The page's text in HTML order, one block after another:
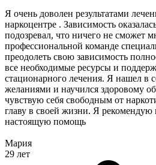
Я очень доволен результатами
наркоцентре . Зависимость
подозревал, что ничего не сможет
профессиональной команде
преодолеть свою зависимость
все необходимые ресурсы и
стационарного лечения. Я нашел в
желаниями и научился здоровому
чувствую себя свободным от
главу в своей жизни. Я
настоящую помощь
Мария
29 лет